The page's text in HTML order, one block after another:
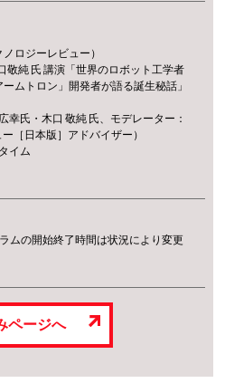
ロジーレビュー）
敬純 氏 講演「世界のロボット工学者
ムトロン」開発者が語る誕生秘話」
幸氏・木口 敬純 氏、モデレーター：
［日本版］アドバイザー）
イム
ムの開始終了時間は状況により変更
ページへ